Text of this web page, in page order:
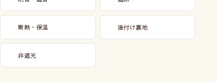
断熱・保温 後付け裏地
非遮光